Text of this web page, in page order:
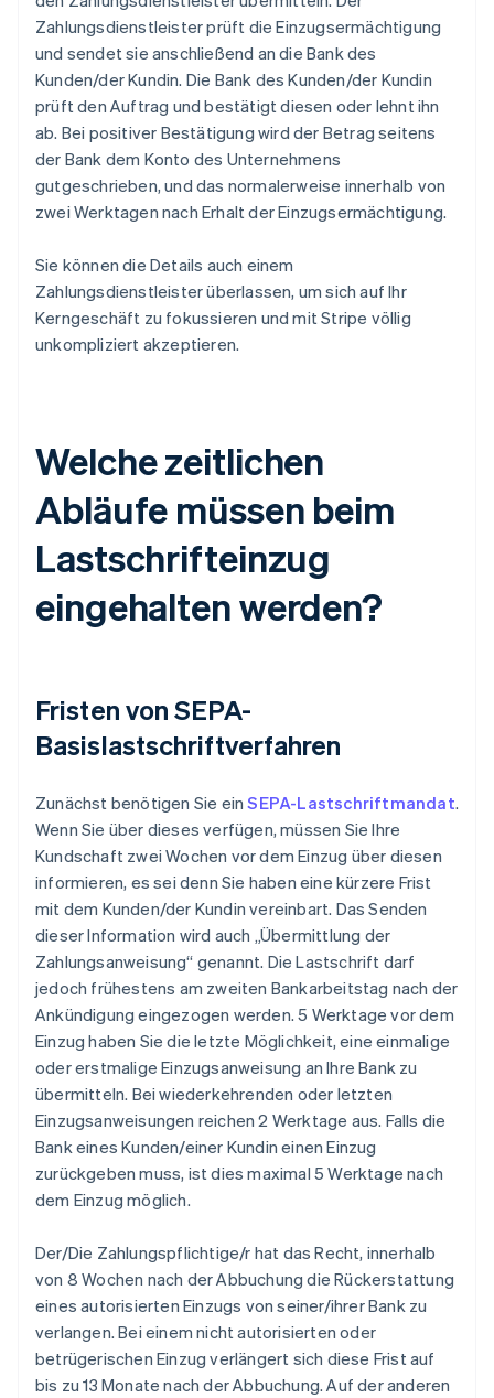
Zahlungsdienstleister prüft die Einzugsermächtigung
und sendet sie anschließend an die Bank des
Kunden/der Kundin. Die Bank des Kunden/der Kundin
prüft den Auftrag und bestätigt diesen oder lehnt ihn
ab. Bei positiver Bestätigung wird der Betrag seitens
der Bank dem Konto des Unternehmens
gutgeschrieben, und das normalerweise innerhalb von
zwei Werktagen nach Erhalt der Einzugsermächtigung.
Sie können die Details auch einem
Zahlungsdienstleister überlassen, um sich auf Ihr
Kerngeschäft zu fokussieren und mit Stripe völlig
unkompliziert akzeptieren.
Welche zeitlichen
Abläufe müssen beim
Lastschrifteinzug
eingehalten werden?
Fristen von SEPA-
Basislastschriftverfahren
Zunächst benötigen Sie einSEPA-Lastschriftmandat.
Wenn Sie über dieses verfügen, müssen Sie Ihre
Kundschaft zwei Wochen vor dem Einzug über diesen
informieren, es sei denn Sie haben eine kürzere Frist
mit dem Kunden/der Kundin vereinbart. Das Senden
dieser Information wird auch „Übermittlung der
Zahlungsanweisung“ genannt. Die Lastschrift darf
jedoch frühestens am zweiten Bankarbeitstag nach der
Ankündigung eingezogen werden. 5 Werktage vor dem
Einzug haben Sie die letzte Möglichkeit, eine einmalige
oder erstmalige Einzugsanweisung an Ihre Bank zu
übermitteln. Bei wiederkehrenden oder letzten
Einzugsanweisungen reichen 2 Werktage aus. Falls die
Bank eines Kunden/einer Kundin einen Einzug
zurückgeben muss, ist dies maximal 5 Werktage nach
dem Einzug möglich.
Der/Die Zahlungspflichtige/r hat das Recht, innerhalb
von 8 Wochen nach der Abbuchung die Rückerstattung
eines autorisierten Einzugs von seiner/ihrer Bank zu
verlangen. Bei einem nicht autorisierten oder
betrügerischen Einzug verlängert sich diese Frist auf
bis zu 13 Monate nach der Abbuchung. Auf der anderen